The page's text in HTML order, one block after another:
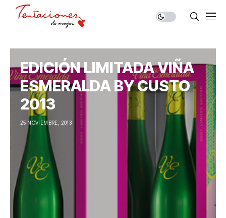
EDICIÓN LIMITADA VIÑA
ESMERALDA BY CUSTO
2013
25 NOVIEMBRE, 2013